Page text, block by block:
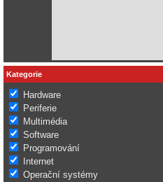
Kategorie
Hardware
Periferie
Multimédia
Software
Programování
Internet
Operační systémy